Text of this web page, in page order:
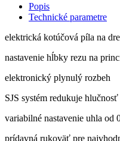
Popis
Technické parametre
elektrická kotúčová píla na
nastavenie hĺbky rezu na
elektronický plynulý rozbeh
SJS systém redukuje
variabilné nastavenie uhla od
prídavná rukoväť pre